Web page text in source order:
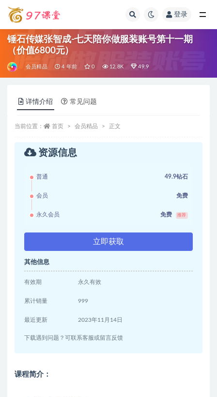
登录
锤石传媒张智成-七天陪你做服装账号第十一期
（价值6800元）
会员精品 4 年前 0 12.8K 49.9
详情介绍 常见问题
当前位置： 首页 会员精品 正文
资源信息
普通 49.9钻石
会员 免费
永久会员 免费 推荐
立即获取
其他信息
有效期 永久有效
累计销量 999
最近更新 2023年11月14日
下载遇到问题？可联系客服或留言反馈
课程简介：